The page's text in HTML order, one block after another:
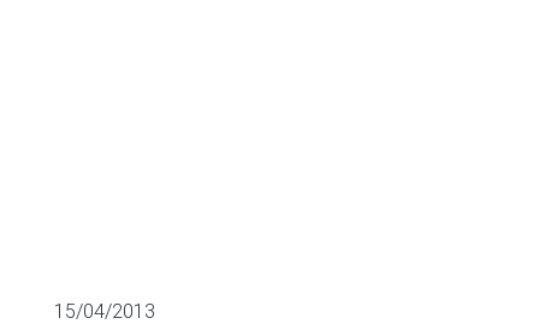
15/04/2013